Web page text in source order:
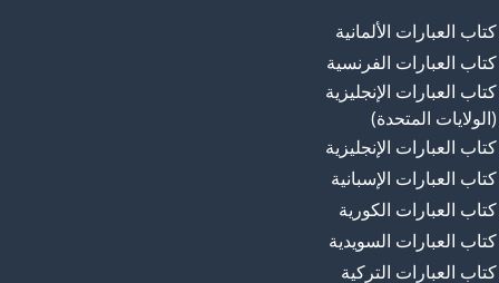
كتاب العبارات الألمانية
كتاب العبارات الفرنسية
كتاب العبارات الإنجليزية
(الولايات المتحدة)
كتاب العبارات الإنجليزية
كتاب العبارات الإسبانية
كتاب العبارات الكورية
كتاب العبارات السويدية
كتاب العبارات التركية